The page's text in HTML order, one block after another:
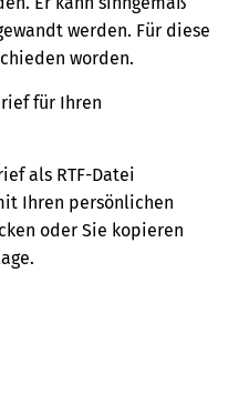
werden. Für diese
worden.
für Ihren
als RTF-Datei
Ihren persönlichen
oder Sie kopieren